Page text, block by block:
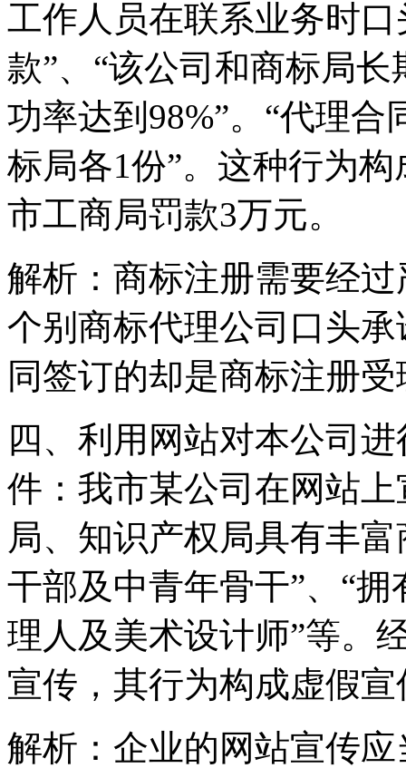
工作人员在联系业务时
款”、“该公司和商标局
功率达到98%”。“代理
标局各1份”。这种行为
市工商局罚款3万元。
解析：商标注册需要经
个别商标代理公司口头
同签订的却是商标注册
四、利用网站对本公司
件：我市某公司在网站
局、知识产权局具有丰
干部及中青年骨干”、“
理人及美术设计师”等。
宣传，其行为构成虚假
解析：企业的网站宣传